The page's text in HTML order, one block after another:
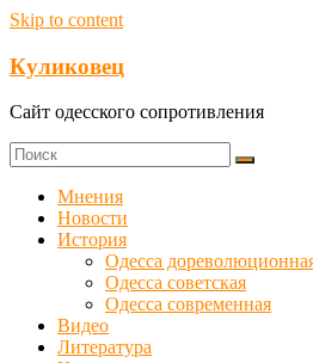
Skip to content
Куликовец
Сайт одесского сопротивления
Мнения
Новости
История
Одесса
Одесса советская
Одесса современная
Видео
Литература